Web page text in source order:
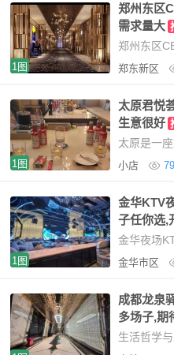
1图
郑州东区
需求量大
郑东新区
1图
太原君悦
生意很好
小店
1图
金华KTV
子任你选,
金华市区
成都龙泉
多场子,期